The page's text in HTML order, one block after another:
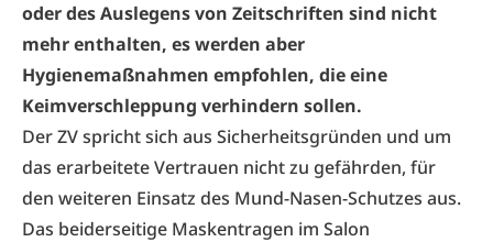
oder des Auslegens von Zeitschriften sind nicht
mehr enthalten, es werden aber
Hygienemaßnahmen empfohlen, die eine
Keimverschleppung verhindern sollen.
Der ZV spricht sich aus Sicherheitsgründen und um
das erarbeitete Vertrauen nicht zu gefährden, für
den weiteren Einsatz des Mund-Nasen-Schutzes aus.
Das beiderseitige Maskentragen im Salon